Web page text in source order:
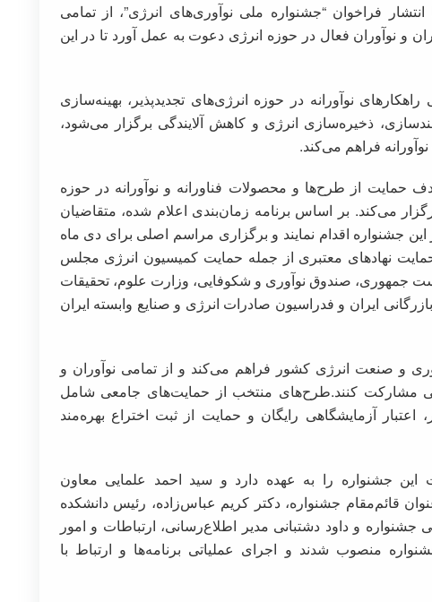
فراخوان “جشنواره ملی نوآوری‌های انرژی”، از تمامی
و نوآوران فعال در حوزه انرژی دعوت به عمل آورد تا در این
نوآورانه در حوزه انرژی‌های تجدیدپذیر، بهینه‌سازی
ذخیره‌سازی انرژی و کاهش آلایندگی برگزار می‌شود،
فراهم می‌کند.
حمایت از طرح‌ها و محصولات فناورانه و نوآورانه در حوزه
می‌کند. بر اساس برنامه زمان‌بندی اعلام شده، متقاضیان
نسبت به ثبت‌نام در این جشنواره اقدام نمایند و برگزاری مراسم اصلی برای دی ماه
حمایت نهادهای معتبری از جمله حمایت کمیسیون انرژی مجلس
جمهوری، صندوق نوآوری و شکوفایی، وزارت علوم، تحقیقات
ایران و فدراسیون صادرات انرژی و صنایع وابسته ایران
و صنعت انرژی کشور فراهم می‌کند و از تمامی نوآوران و
مشارکت کنند.طرح‌های منتخب از حمایت‌های جامعی شامل
اعتبار آزمایشگاهی رایگان و حمایت از ثبت اختراع بهره‌مند
جشنواره را به عهده دارد و سید احمد علمایی معاون
قائم‌مقام جشنواره، دکتر کریم عباس‌زاده، رئیس دانشکده
و داود دشتبانی مدیر اطلاع‌رسانی، ارتباطات و امور
منصوب شدند و اجرای عملیاتی برنامه‌ها و ارتباط با